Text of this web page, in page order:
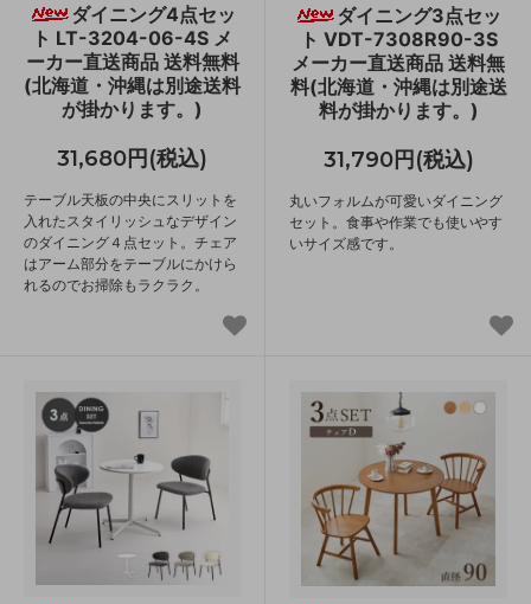
ダイニング4点セッ
ト LT-3204-06-4S メ
ーカー直送商品 送料無料
(北海道・沖縄は別途送料
が掛かります。)
31,680円(税込)
テーブル天板の中央にスリットを
入れたスタイリッシュなデザイン
のダイニング４点セット。チェア
はアーム部分をテーブルにかけら
れるのでお掃除もラクラク。
ダイニング3点セッ
ト VDT-7308R90-3S
メーカー直送商品 送料無
料(北海道・沖縄は別途送
料が掛かります。)
31,790円(税込)
丸いフォルムが可愛いダイニング
セット。食事や作業でも使いやす
いサイズ感です。